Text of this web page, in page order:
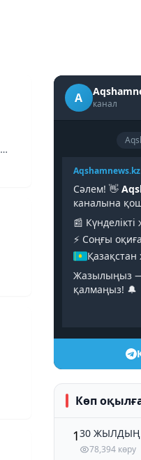
A канал
Aqshamnews.kz
Сәлем! 👋
каналына қош
📰
⚡️ Соңғы
Жазылыңыз
қалмаңыз! 🔔
Көп
130 ЖЫЛДЫҢ
78,394 көру